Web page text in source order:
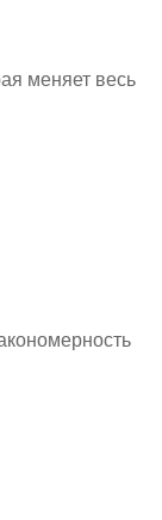
меняет весь